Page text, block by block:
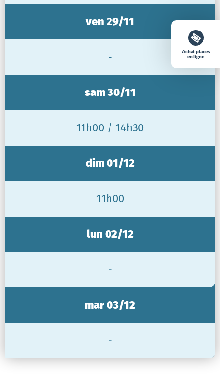
Achat places
en ligne
ven 29/11
-
sam 30/11
11h00 / 14h30
dim 01/12
11h00
lun 02/12
-
mar 03/12
-